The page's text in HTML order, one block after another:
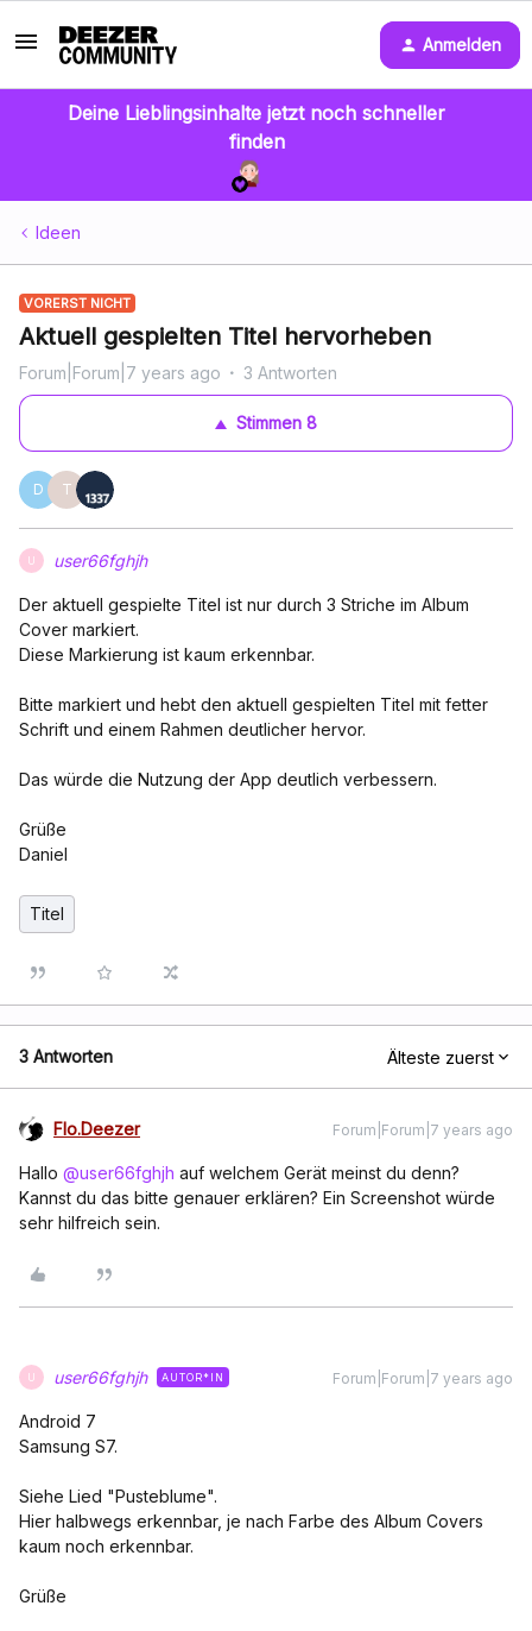
Anmelden
Deine Lieblingsinhalte jetzt noch schneller
finden
Ideen
VORERST NICHT
Aktuell gespielten Titel hervorheben
Forum|Forum|7 years ago 3 Antworten
Stimmen 8
D T
user66fghjh
Der aktuell gespielte Titel ist nur durch 3 Striche im Album
Cover markiert.
Diese Markierung ist kaum erkennbar.
Bitte markiert und hebt den aktuell gespielten Titel mit fetter
Schrift und einem Rahmen deutlicher hervor.
Das würde die Nutzung der App deutlich verbessern.
Grüße
Daniel
Titel
3 Antworten Älteste zuerst
Flo.Deezer Forum|Forum|7 years ago
Hallo @user66fghjh auf welchem Gerät meinst du denn?
Kannst du das bitte genauer erklären? Ein Screenshot würde
sehr hilfreich sein.
user66fghjh AUTOR*IN Forum|Forum|7 years ago
Android 7
Samsung S7.
Siehe Lied "Pusteblume".
Hier halbwegs erkennbar, je nach Farbe des Album Covers
kaum noch erkennbar.
Grüße